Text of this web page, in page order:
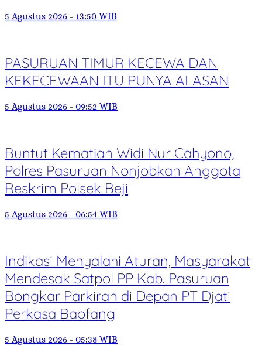
5 Agustus 2026 - 13:50 WIB
PASURUAN TIMUR KECEWA DAN
KEKECEWAAN ITU PUNYA ALASAN
5 Agustus 2026 - 09:52 WIB
Buntut Kematian Widi Nur Cahyono,
Polres Pasuruan Nonjobkan Anggota
Reskrim Polsek Beji
5 Agustus 2026 - 06:54 WIB
Indikasi Menyalahi Aturan, Masyarakat
Mendesak Satpol PP Kab. Pasuruan
Bongkar Parkiran di Depan PT Djati
Perkasa Baofang
5 Agustus 2026 - 05:38 WIB